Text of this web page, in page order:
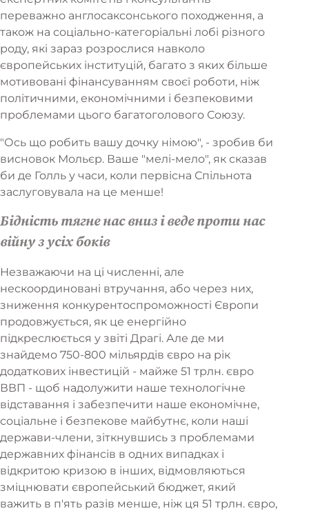
переважно англосаксонського походження, а
також на соціально-категоріальні лобі різного
роду, які зараз розрослися навколо
європейських інституцій, багато з яких більше
мотивовані фінансуванням своєї роботи, ніж
політичними, економічними і безпековими
проблемами цього багатоголового Союзу.
"Ось що робить вашу дочку німою", - зробив би
висновок Мольєр. Ваше "мелі-мело", як сказав
би де Голль у часи, коли первісна Спільнота
заслуговувала на це менше!
Бідність тягне нас вниз і веде проти нас
війну з усіх боків
Незважаючи на ці численні, але
нескоординовані втручання, або через них,
зниження конкурентоспроможності Європи
продовжується, як це енергійно
підкреслюється у звіті Драгі. Але де ми
знайдемо 750-800 мільярдів євро на рік
додаткових інвестицій - майже 51 трлн. євро
ВВП - щоб надолужити наше технологічне
відставання і забезпечити наше економічне,
соціальне і безпекове майбутнє, коли наші
держави-члени, зіткнувшись з проблемами
державних фінансів в одних випадках і
відкритою кризою в інших, відмовляються
зміцнювати європейський бюджет, який
важить в п'ять разів менше, ніж ця 51 трлн. євро,